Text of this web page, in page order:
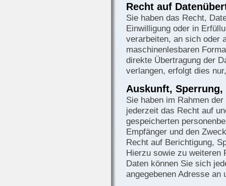
Recht auf
Sie haben das Recht,
Einwilligung oder in
verarbeiten, an sich oder
maschinenlesbaren
direkte Übertragung der
verlangen, erfolgt dies
Auskunft,
Sie haben im Rahmen
jederzeit das Recht auf
gespeicherten
Empfänger und den
Recht auf Berichtigung,
Hierzu sowie zu weiteren
Daten können Sie sich
angegebenen Adresse an